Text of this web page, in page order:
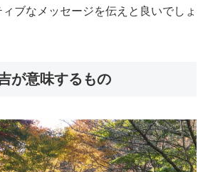
ブなメッセージを伝えと良いでしょ
が意味するもの